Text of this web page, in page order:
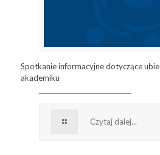
Spotkanie informacyjne dotyczące
akademiku
Czytaj dalej...